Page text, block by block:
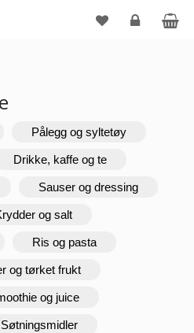
Pålegg og syltetøy
Drikke, kaffe og te
Sauser og dressing
og salt
Ris og pasta
og tørket frukt
og juice
Søtningsmidler